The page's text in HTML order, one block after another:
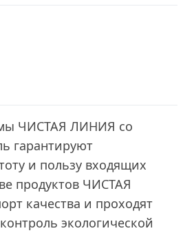
ЧИСТАЯ ЛИНИЯ со
гарантируют
и пользу входящих
продуктов ЧИСТАЯ
качества и проходят
экологической